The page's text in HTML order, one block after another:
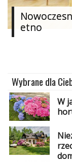
Dodaj
Dodaj
galerię
etno
Wybrane dla
W